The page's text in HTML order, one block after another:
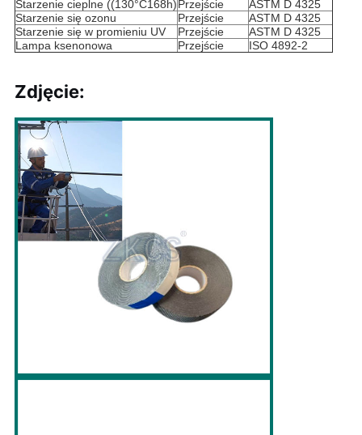
Starzenie cieplne ((130°C168h) Przejście
ASTM D 4325
Starzenie się ozonu
Przejście
ASTM D 4325
Starzenie się w promieniu UV
Przejście
ASTM D 4325
Lampa ksenonowa
Przejście ISO 4892-2
Zdjęcie: